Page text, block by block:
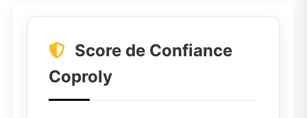
Score de Confiance
Coproly